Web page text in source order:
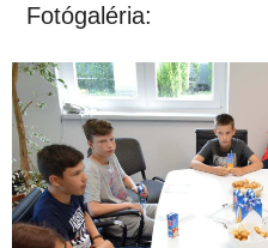
Fotógaléria: